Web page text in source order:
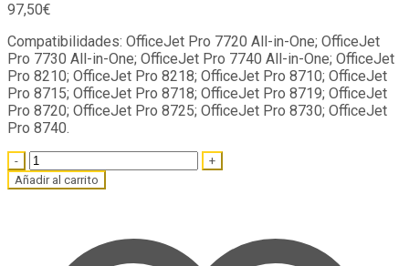
97,50€
Compatibilidades: OfficeJet Pro 7720 All-in-One; OfficeJet
Pro 7730 All-in-One; OfficeJet Pro 7740 All-in-One; OfficeJet
Pro 8210; OfficeJet Pro 8218; OfficeJet Pro 8710; OfficeJet
Pro 8715; OfficeJet Pro 8718; OfficeJet Pro 8719; OfficeJet
Pro 8720; OfficeJet Pro 8725; OfficeJet Pro 8730; OfficeJet
Pro 8740.
Quantity
Añadir al carrito